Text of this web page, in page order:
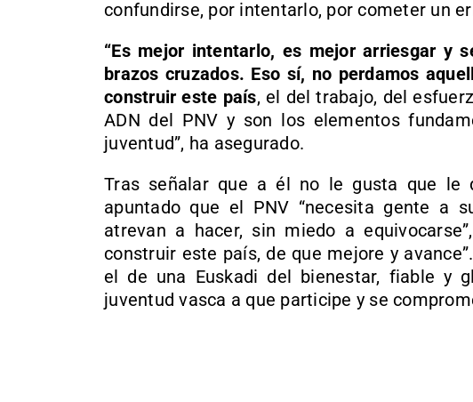
confundirse, por intentarlo, por cometer un
“Es mejor intentarlo, es mejor arriesgar y
brazos cruzados. Eso sí, no perdamos
construir este país, el del trabajo, del
ADN del PNV y son los elementos
juventud”, ha asegurado.
Tras señalar que a él no le gusta que le
apuntado que el PNV “necesita gente a
atrevan a hacer, sin miedo a
construir este país, de que mejore y
el de una Euskadi del bienestar, fiable y
juventud vasca a que participe y se